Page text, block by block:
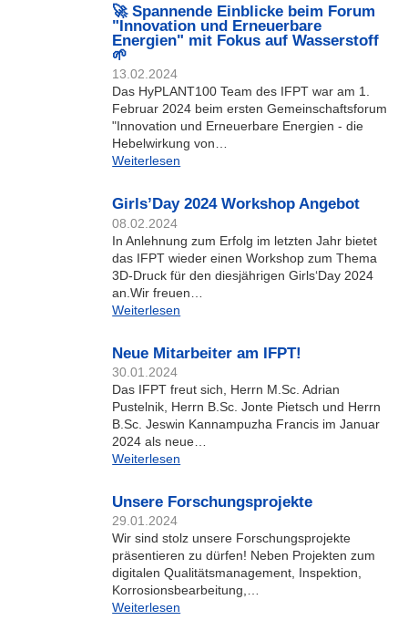
🚀 Spannende Einblicke beim Forum
"Innovation und Erneuerbare
Energien" mit Fokus auf Wasserstoff
🌱
13.02.2024
Das HyPLANT100 Team des IFPT war am 1.
Februar 2024 beim ersten Gemeinschaftsforum
"Innovation und Erneuerbare Energien - die
Hebelwirkung von…
Weiterlesen
Girls’Day 2024 Workshop Angebot
08.02.2024
In Anlehnung zum Erfolg im letzten Jahr bietet
das IFPT wieder einen Workshop zum Thema
3D-Druck für den diesjährigen Girls‘Day 2024
an.Wir freuen…
Weiterlesen
Neue Mitarbeiter am IFPT!
30.01.2024
Das IFPT freut sich, Herrn M.Sc. Adrian
Pustelnik, Herrn B.Sc. Jonte Pietsch und Herrn
B.Sc. Jeswin Kannampuzha Francis im Januar
2024 als neue…
Weiterlesen
Unsere Forschungsprojekte
29.01.2024
Wir sind stolz unsere Forschungsprojekte
präsentieren zu dürfen! Neben Projekten zum
digitalen Qualitätsmanagement, Inspektion,
Korrosionsbearbeitung,…
Weiterlesen